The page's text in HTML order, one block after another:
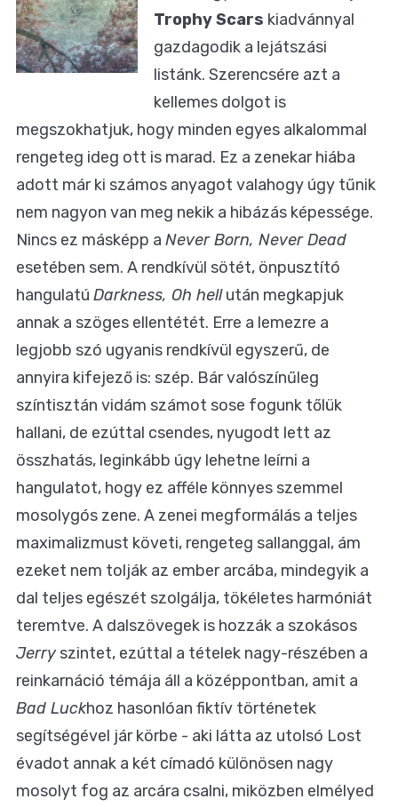
Trophy Scars kiadvánnyal
gazdagodik a lejátszási
listánk. Szerencsére azt a
kellemes dolgot is
megszokhatjuk, hogy minden egyes alkalommal
rengeteg ideg ott is marad. Ez a zenekar hiába
adott már ki számos anyagot valahogy úgy tűnik
nem nagyon van meg nekik a hibázás képessége.
Nincs ez másképp a Never Born, Never Dead
esetében sem. A rendkívül sötét, önpusztító
hangulatú Darkness, Oh hellután megkapjuk
annak a szöges ellentétét. Erre a lemezre a
legjobb szó ugyanis rendkívül egyszerű, de
annyira kifejező is: szép. Bár valószínűleg
színtisztán vidám számot sose fogunk tőlük
hallani, de ezúttal csendes, nyugodt lett az
összhatás, leginkább úgy lehetne leírni a
hangulatot, hogy ez afféle könnyes szemmel
mosolygós zene. A zenei megformálás a teljes
maximalizmust követi, rengeteg sallanggal, ám
ezeket nem tolják az ember arcába, mindegyik a
dal teljes egészét szolgálja, tökéletes harmóniát
teremtve. A dalszövegek is hozzák a szokásos
Jerryszintet, ezúttal a tételek nagy-részében a
reinkarnáció témája áll a középpontban, amit a
Bad Luckhoz hasonlóan fiktív történetek
segítségével jár körbe - aki látta az utolsó Lost
évadot annak a két címadó különösen nagy
mosolyt fog az arcára csalni, miközben elmélyed